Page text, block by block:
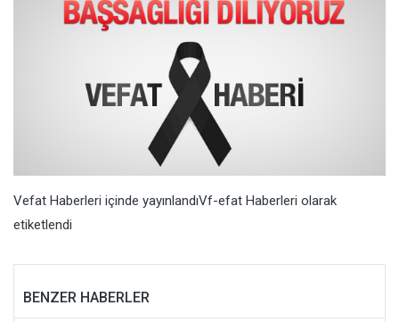
Vefat Haberleri içinde yayınlandıVf-efat Haberleri olarak
etiketlendi
BENZER HABERLER